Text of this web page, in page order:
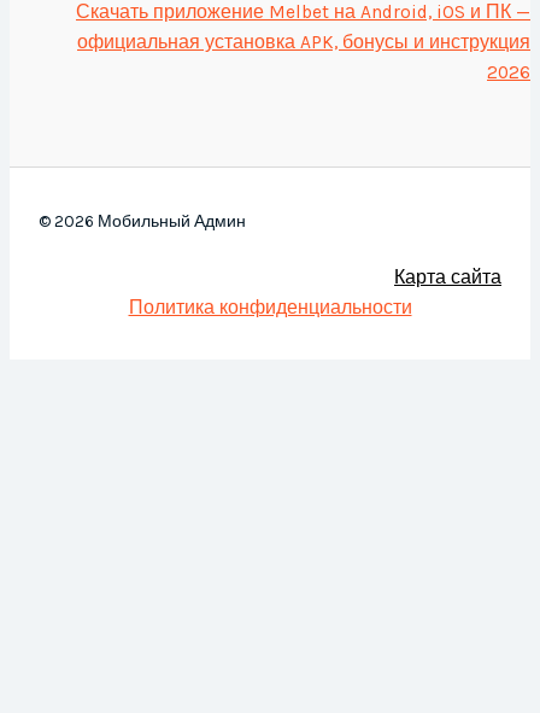
Скачать приложение Melbet на Android, iOS и ПК —
официальная установка APK, бонусы и инструкция
2026
© 2026 Мобильный Админ
Карта сайта
Политика конфиденциальности